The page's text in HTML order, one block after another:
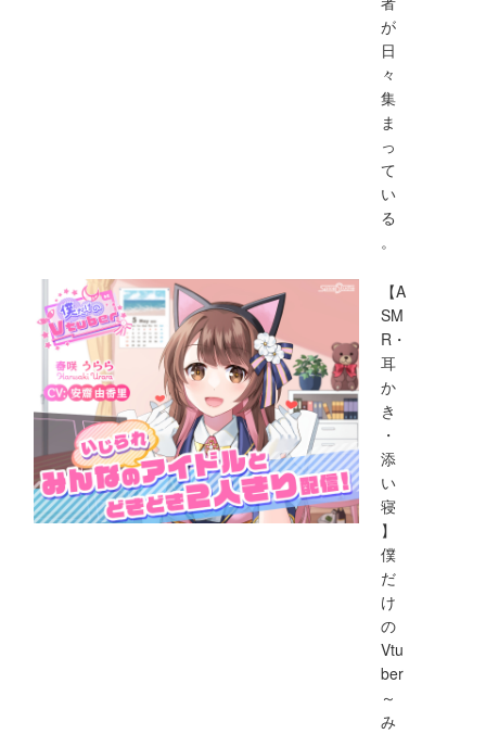
が
日
々
集
ま
っ
て
い
る
。
【A
SM
R・
耳
か
き
・
添
い
寝
】
僕
だ
け
の
Vtu
ber
～
み